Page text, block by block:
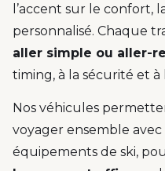
l’accent sur le confort,
personnalisé. Chaque
aller simple ou aller-
timing, à la sécurité et à
Nos véhicules
voyager ensemble
équipements de ski,